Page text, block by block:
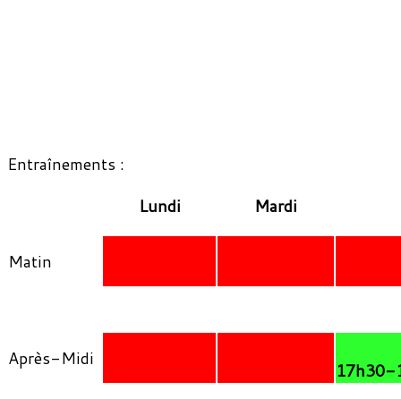
Entraînements :
Lundi
Mardi
Matin
Après-Midi
17h30-